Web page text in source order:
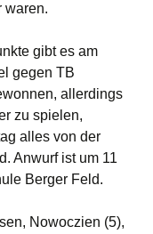
waren.
gibt es am
gegen TB
allerdings
zu spielen,
alles von der
Anwurf ist um 11
Berger Feld.
Nowoczien (5),